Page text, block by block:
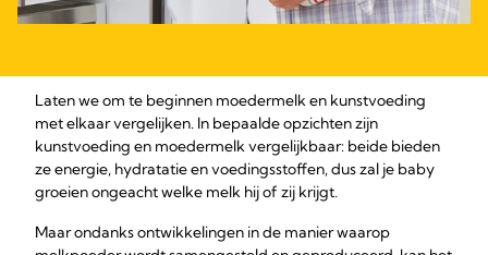
Laten we om te beginnen moedermelk en kunstvoeding
met elkaar vergelijken. In bepaalde opzichten zijn
kunstvoeding en moedermelk vergelijkbaar: beide bieden
ze energie, hydratatie en voedingsstoffen, dus zal je baby
groeien ongeacht welke melk hij of zij krijgt.
Maar ondanks ontwikkelingen in de manier waarop